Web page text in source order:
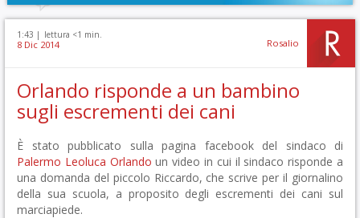
1:43 | lettura <1 min.
8 Dic 2014 Rosalio
Orlando risponde a un bambino
sugli escrementi dei cani
È stato pubblicato sulla pagina facebook del sindaco di
Palermo Leoluca Orlando un video in cui il sindaco risponde a
una domanda del piccolo Riccardo, che scrive per il giornalino
della sua scuola, a proposito degli escrementi dei cani sul
marciapiede.